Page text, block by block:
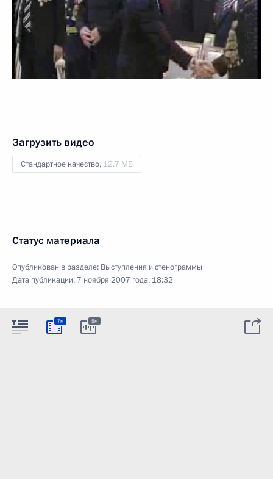
Загрузить видео
Стандартное качество, 12.7 МБ
Статус материала
Опубликован в разделе: Выступления и стенограммы
Дата публикации: 7 ноября 2007 года, 18:32
7м 5м